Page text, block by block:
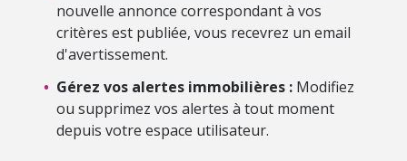
nouvelle annonce correspondant à vos
critères est publiée, vous recevrez un email
d'avertissement.
• Gérez vos alertes immobilières : Modifiez
ou supprimez vos alertes à tout moment
depuis votre espace utilisateur.